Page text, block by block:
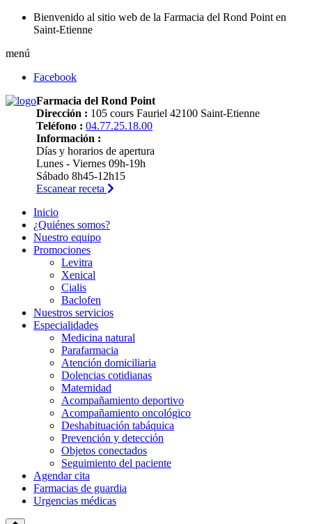
Bienvenido al sitio web de la Farmacia del Rond Point en
Saint-Etienne
menú
Facebook
Farmacia del Rond Point
Dirección : 105 cours Fauriel 42100 Saint-Etienne
Teléfono : 04.77.25.18.00
Información :
Días y horarios de apertura
Lunes - Viernes 09h-19h
Sábado 8h45-12h15
Escanear receta
Inicio
¿Quiénes somos?
Nuestro equipo
Promociones
Levitra
Xenical
Cialis
Baclofen
Nuestros servicios
Especialidades
Medicina natural
Parafarmacia
Atención domiciliaria
Dolencias cotidianas
Maternidad
Acompañamiento deportivo
Acompañamiento oncológico
Deshabituación tabáquica
Prevención y detección
Objetos conectados
Seguimiento del paciente
Agendar cita
Farmacias de guardia
Urgencias médicas